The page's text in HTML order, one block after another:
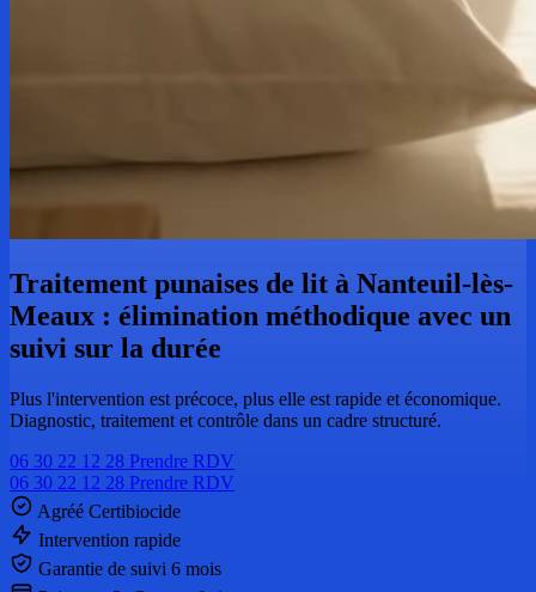
Traitement punaises de lit à Nanteuil-lès-
Meaux : élimination méthodique avec un
suivi sur la durée
Plus l'intervention est précoce, plus elle est rapide et économique.
Diagnostic, traitement et contrôle dans un cadre structuré.
06 30 22 12 28 Prendre RDV
06 30 22 12 28 Prendre RDV
Agréé Certibiocide
Intervention rapide
Garantie de suivi 6 mois